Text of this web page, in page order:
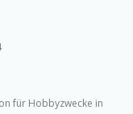
für Hobbyzwecke in